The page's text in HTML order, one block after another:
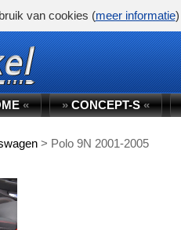
« »CONCEPT-S«
> Polo 9N 2001-2005
van cookies (meer informatie)